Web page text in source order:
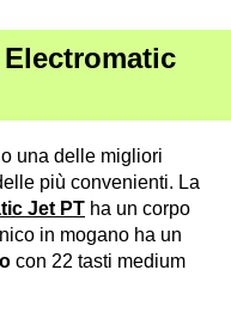
Electromatic
una delle migliori
più convenienti. La
Jet PT ha un corpo
in mogano ha un
con 22 tasti medium